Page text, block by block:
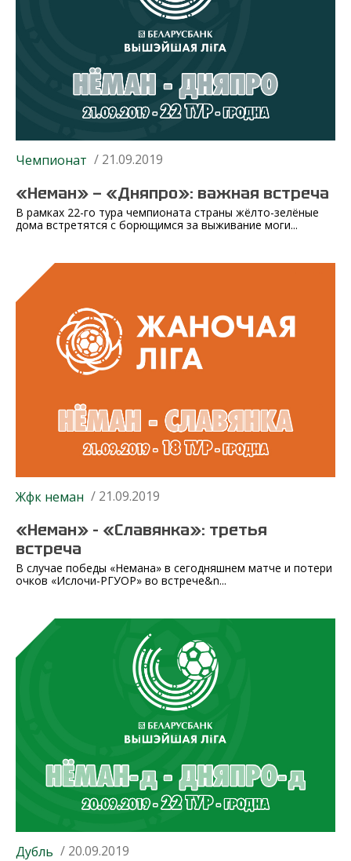
Чемпионат / 21.09.2019
«Неман» — «Дняпро»: важная встреча
В рамках 22-го тура чемпионата страны жёлто-зелёные
дома встретятся с борющимся за выживание моги...
Жфк неман / 21.09.2019
«Неман» – «Славянка»: третья
встреча
В случае победы «Немана» в сегодняшнем матче и потери
очков «Ислочи-РГУОР» во встрече&n...
Дубль / 20.09.2019